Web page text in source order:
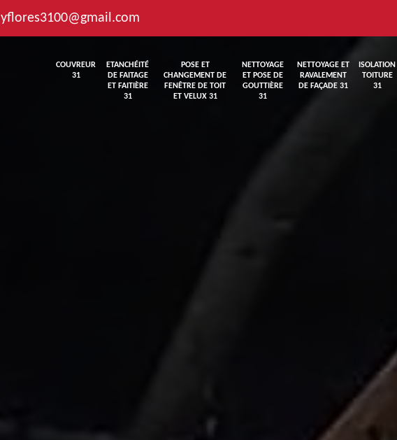
COUVREUR
31
ETANCHÉITÉ
DE FAITAGE
ET FAITIÈRE
31
POSE ET
CHANGEMENT DE
FENÊTRE DE TOIT
ET VELUX 31
NETTOYAGE
ET POSE DE
GOUTTIÈRE
31
NETTOYAGE ET
RAVALEMENT
DE FAÇADE 31
ISOLATION
TOITURE
31